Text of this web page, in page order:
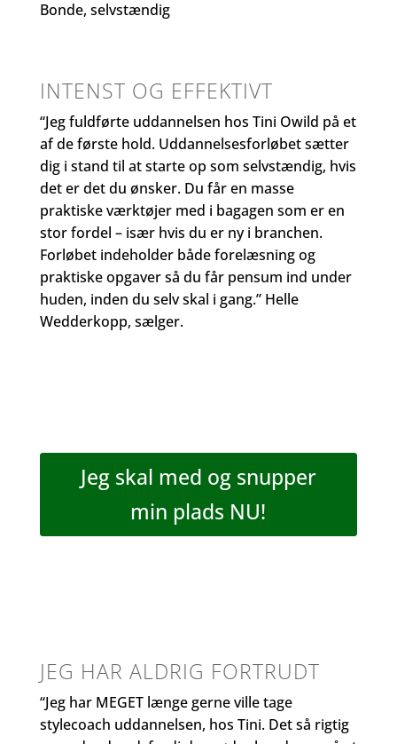
Bonde, selvstændig
INTENST OG EFFEKTIVT
“Jeg fuldførte uddannelsen hos Tini Owild på et
af de første hold. Uddannelsesforløbet sætter
dig i stand til at starte op som selvstændig, hvis
det er det du ønsker. Du får en masse
praktiske værktøjer med i bagagen som er en
stor fordel – især hvis du er ny i branchen.
Forløbet indeholder både forelæsning og
praktiske opgaver så du får pensum ind under
huden, inden du selv skal i gang.” Helle
Wedderkopp, sælger.
Jeg skal med og snupper
min plads NU!
JEG HAR ALDRIG FORTRUDT
“Jeg har MEGET længe gerne ville tage
stylecoach uddannelsen, hos Tini. Det så rigtig